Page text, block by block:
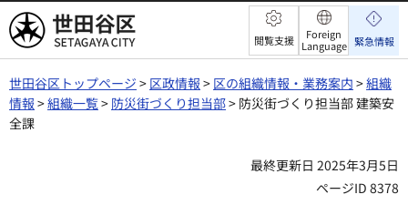
世田谷区 閲覧支援
Foreign
Language 緊急情報
世田谷区トップページ > 区政情報 > 区の組織情報・業務案内 >組織
情報 >組織一覧> 防災街づくり担当部> 防災街づくり担当部 建築安
全課
最終更新日 2025年3月5日
ページID 8378